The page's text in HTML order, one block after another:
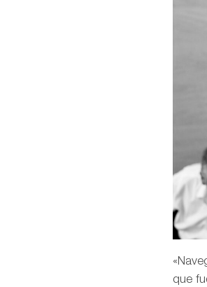
que